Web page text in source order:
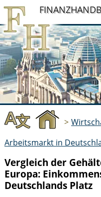
>
Arbeitsmarkt in
Vergleich der
Europa:
Deutschlands Platz